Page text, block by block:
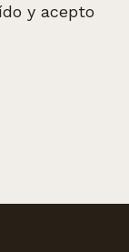
y acepto